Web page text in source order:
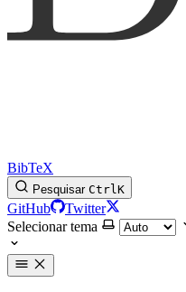
BibTeX
Pesquisar CtrlK
GitHub
Twitter
Selecionar tema